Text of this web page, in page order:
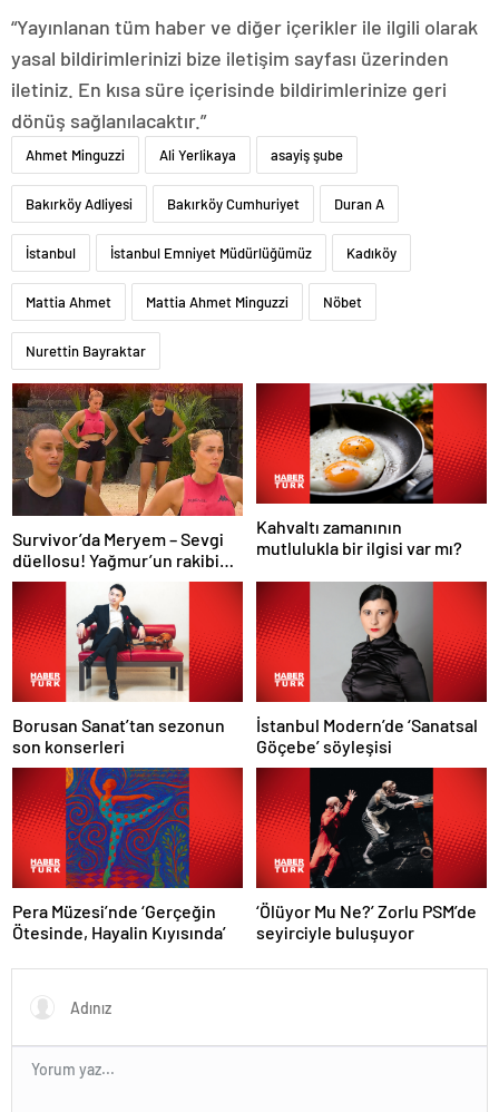
“Yayınlanan tüm haber ve diğer içerikler ile ilgili olarak
yasal bildirimlerinizi bize iletişim sayfası üzerinden
iletiniz. En kısa süre içerisinde bildirimlerinize geri
dönüş sağlanılacaktır.”
Ahmet Minguzzi Ali Yerlikaya asayiş şube
Bakırköy Adliyesi Bakırköy Cumhuriyet Duran A
İstanbul İstanbul Emniyet Müdürlüğümüz Kadıköy
Mattia Ahmet Mattia Ahmet Minguzzi Nöbet
Nurettin Bayraktar
Survivor’da Meryem – Sevgi
düellosu! Yağmur’un rakibi
belli oldu
Kahvaltı zamanının
mutlulukla bir ilgisi var mı?
Borusan Sanat’tan sezonun
son konserleri
İstanbul Modern’de ‘Sanatsal
Göçebe’ söyleşisi
Pera Müzesi’nde ‘Gerçeğin
Ötesinde, Hayalin Kıyısında’
‘Ölüyor Mu Ne?’ Zorlu PSM’de
seyirciyle buluşuyor